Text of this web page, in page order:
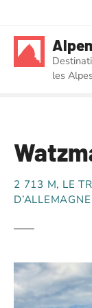
les
2 713 M, LE